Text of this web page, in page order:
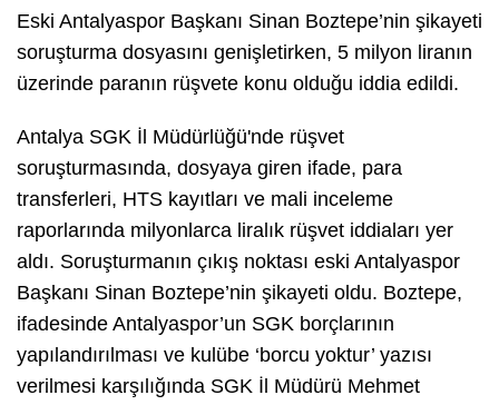
Eski Antalyaspor Başkanı Sinan Boztepe’nin şikayeti
soruşturma dosyasını genişletirken, 5 milyon liranın
üzerinde paranın rüşvete konu olduğu iddia edildi.
Antalya SGK İl Müdürlüğü'nde rüşvet
soruşturmasında, dosyaya giren ifade, para
transferleri, HTS kayıtları ve mali inceleme
raporlarında milyonlarca liralık rüşvet iddiaları yer
aldı. Soruşturmanın çıkış noktası eski Antalyaspor
Başkanı Sinan Boztepe’nin şikayeti oldu. Boztepe,
ifadesinde Antalyaspor’un SGK borçlarının
yapılandırılması ve kulübe ‘borcu yoktur’ yazısı
verilmesi karşılığında SGK İl Müdürü Mehmet